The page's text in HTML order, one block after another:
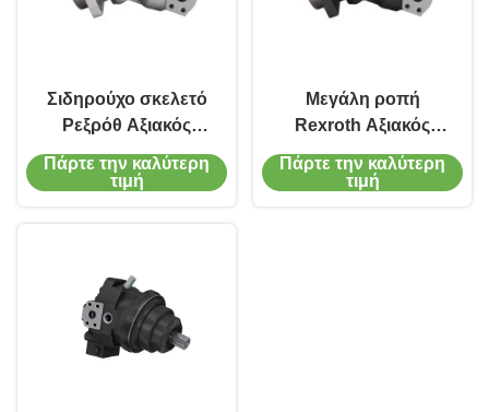
Σιδηρούχο σκελετό
Ρεξρόθ Αξιακός
έμβολο κινητήρας
A2FM56 5000rpm Για
Πάρτε την καλύτερη
τιμή
Μεγάλη ροπή
Rexroth Αξιακός
κινητήρας έμβολο
A2FM Υδραυλικός
Πάρτε την καλύτερη
τιμή